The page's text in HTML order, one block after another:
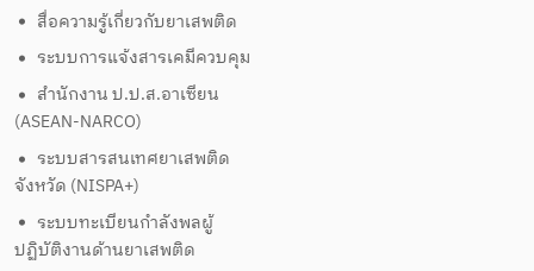
สื่อความรู้เกี่ยวกับยาเสพติด
ระบบการแจ้งสารเคมีควบคุม
สำนักงาน ป.ป.ส.อาเซียน
(ASEAN-NARCO)
ระบบสารสนเทศยาเสพติด
จังหวัด (NISPA+)
ระบบทะเบียนกำลังพลผู้
ปฏิบัติงานด้านยาเสพติด